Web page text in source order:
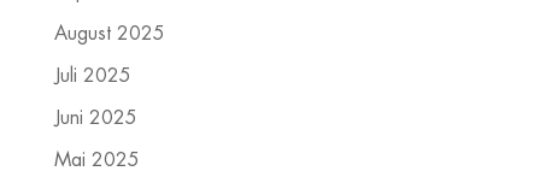
August 2025
Juli 2025
Juni 2025
Mai 2025